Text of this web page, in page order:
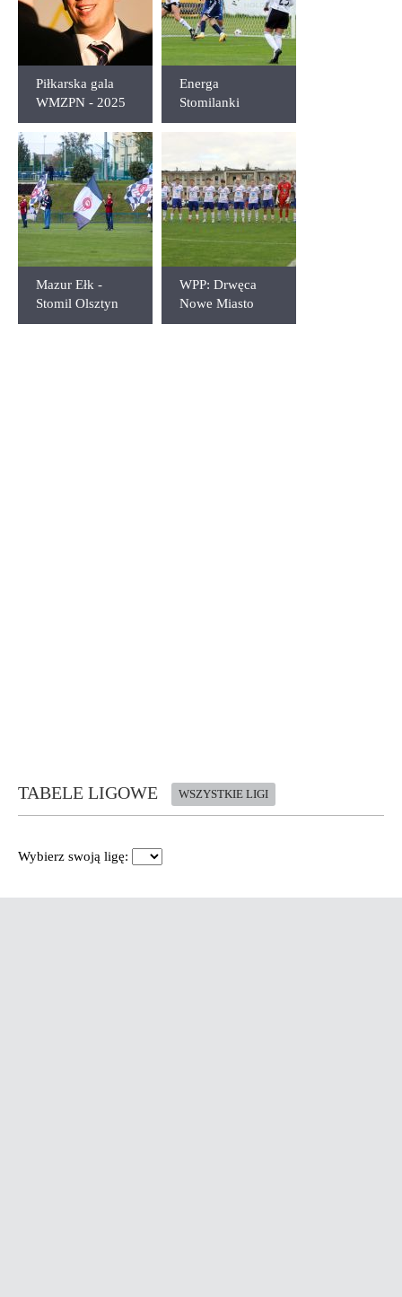
Piłkarska gala
WMZPN - 2025
rok
Energa
Stomilanki
Olsztyn - AP
Mazur Ełk -
Stomil Olsztyn
0:2
WPP: Drwęca
Nowe Miasto
Lubawskie -
TABELE LIGOWE WSZYSTKIE LIGI
Wybierz swoją ligę: